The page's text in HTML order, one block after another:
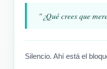
"¿Qué crees que
Silencio. Ahí está el